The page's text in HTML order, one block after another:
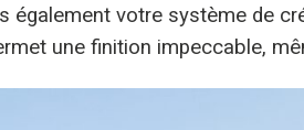
également votre système de
une finition impeccable,